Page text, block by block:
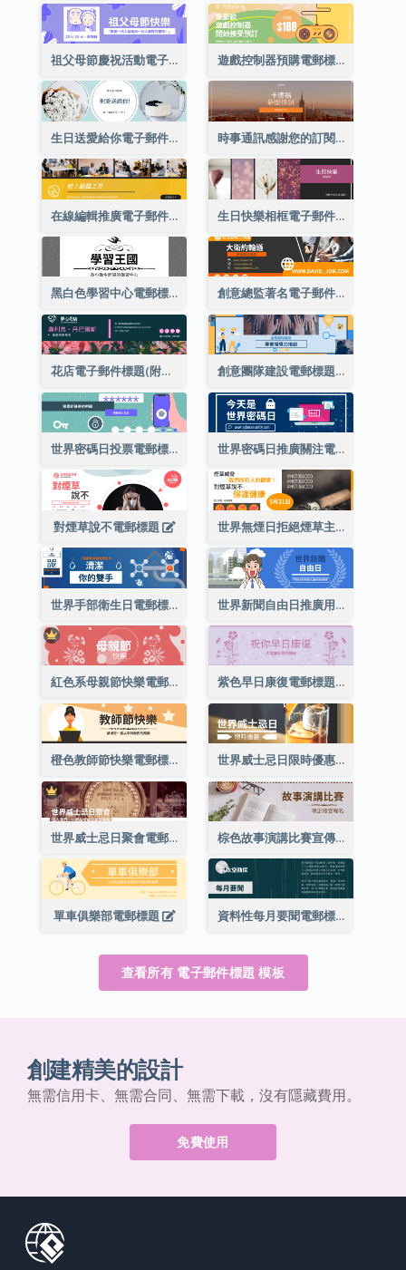
祖父母節慶祝活動電子郵件標題 遊戲控制器預購電郵標題
生日送愛給你電子郵件標題 時事通訊感謝您的訂閱電子郵件標題
在線編輯推廣電子郵件標題 生日快樂相框電子郵件標題
黑白色學習中心電郵標題 創意總監著名電子郵件標題
花店電子郵件標題(附資料) 創意團隊建設電郵標題
世界密碼日投票電郵標題 世界密碼日推廣關注電郵標題
對煙草說不電郵標題 世界無煙日拒絕煙草主題電郵標題
世界手部衛生日電郵標題 世界新聞自由日推廣用電郵標題
紅色系母親節快樂電郵標題 紫色早日康復電郵標題
橙色教師節快樂電郵標題(附插圖) 世界威士忌日限時優惠電郵標題
世界威士忌日聚會電郵標題 棕色故事演講比賽宣傳用電郵標題
單車俱樂部電郵標題 資料性每月要聞電郵標題
查看所有 電子郵件標題 模板
創建精美的設計
無需信用卡、無需合同、無需下載，沒有隱藏費用。
免費使用